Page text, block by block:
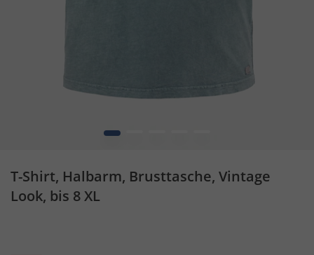
1
T-Shirt, Halbarm, Brusttasche, Vintage
Look, bis 8 XL